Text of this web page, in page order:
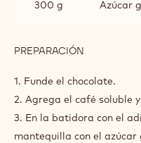
300 g Azúcar
PREPARACIÓN
EL
DE
CAFÉ
1. Funde el chocolate.
2. Agrega el café soluble
3. En la batidora con el
mantequilla con el azúcar